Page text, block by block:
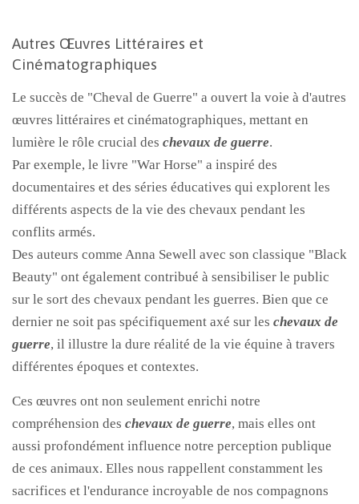
Autres Œuvres Littéraires et
Cinématographiques
Le succès de "Cheval de Guerre" a ouvert la voie à d'autres
œuvres littéraires et cinématographiques, mettant en
lumière le rôle crucial des chevaux de guerre.
Par exemple, le livre "War Horse" a inspiré des
documentaires et des séries éducatives qui explorent les
différents aspects de la vie des chevaux pendant les
conflits armés.
Des auteurs comme Anna Sewell avec son classique "Black
Beauty" ont également contribué à sensibiliser le public
sur le sort des chevaux pendant les guerres. Bien que ce
dernier ne soit pas spécifiquement axé sur les chevaux de
guerre, il illustre la dure réalité de la vie équine à travers
différentes époques et contextes.
Ces œuvres ont non seulement enrichi notre
compréhension des chevaux de guerre, mais elles ont
aussi profondément influence notre perception publique
de ces animaux. Elles nous rappellent constamment les
sacrifices et l'endurance incroyable de nos compagnons